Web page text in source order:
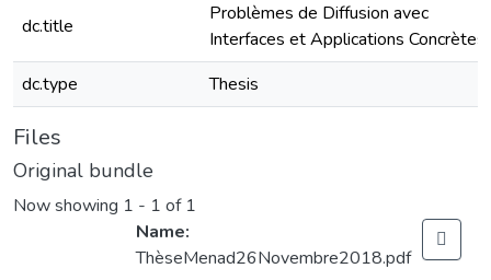
dc.title
Problèmes de Diffusion avec
Interfaces et Applications Concrètes
dc.type
Thesis
Files
Original bundle
Now showing 1 - 1 of 1
Name:
ThèseMenad26Novembre2018.pdf